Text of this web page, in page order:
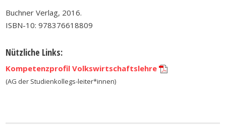
Buchner Verlag, 2016.
ISBN-10: 978376618809
Nützliche Links:
Kompetenzprofil Volkswirtschaftslehre
(AG der Studienkollegs-leiter*innen)